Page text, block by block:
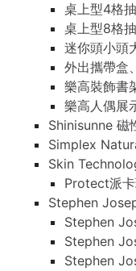
桌上型4格
桌上型8格
迷你頭小頭
外出攜帶盒
樂高裝飾書
樂高人偶展
Shinisunne 磁
Simplex
Skin
Protect派
Stephen
Stephen
Stephen
Stephen